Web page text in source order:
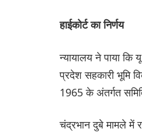
हाईकोर्ट का निर्णय
न्यायालय ने पाया कि
प्रदेश सहकारी भूमि
1965 के अंतर्गत
चंद्रभान दुबे मामले में